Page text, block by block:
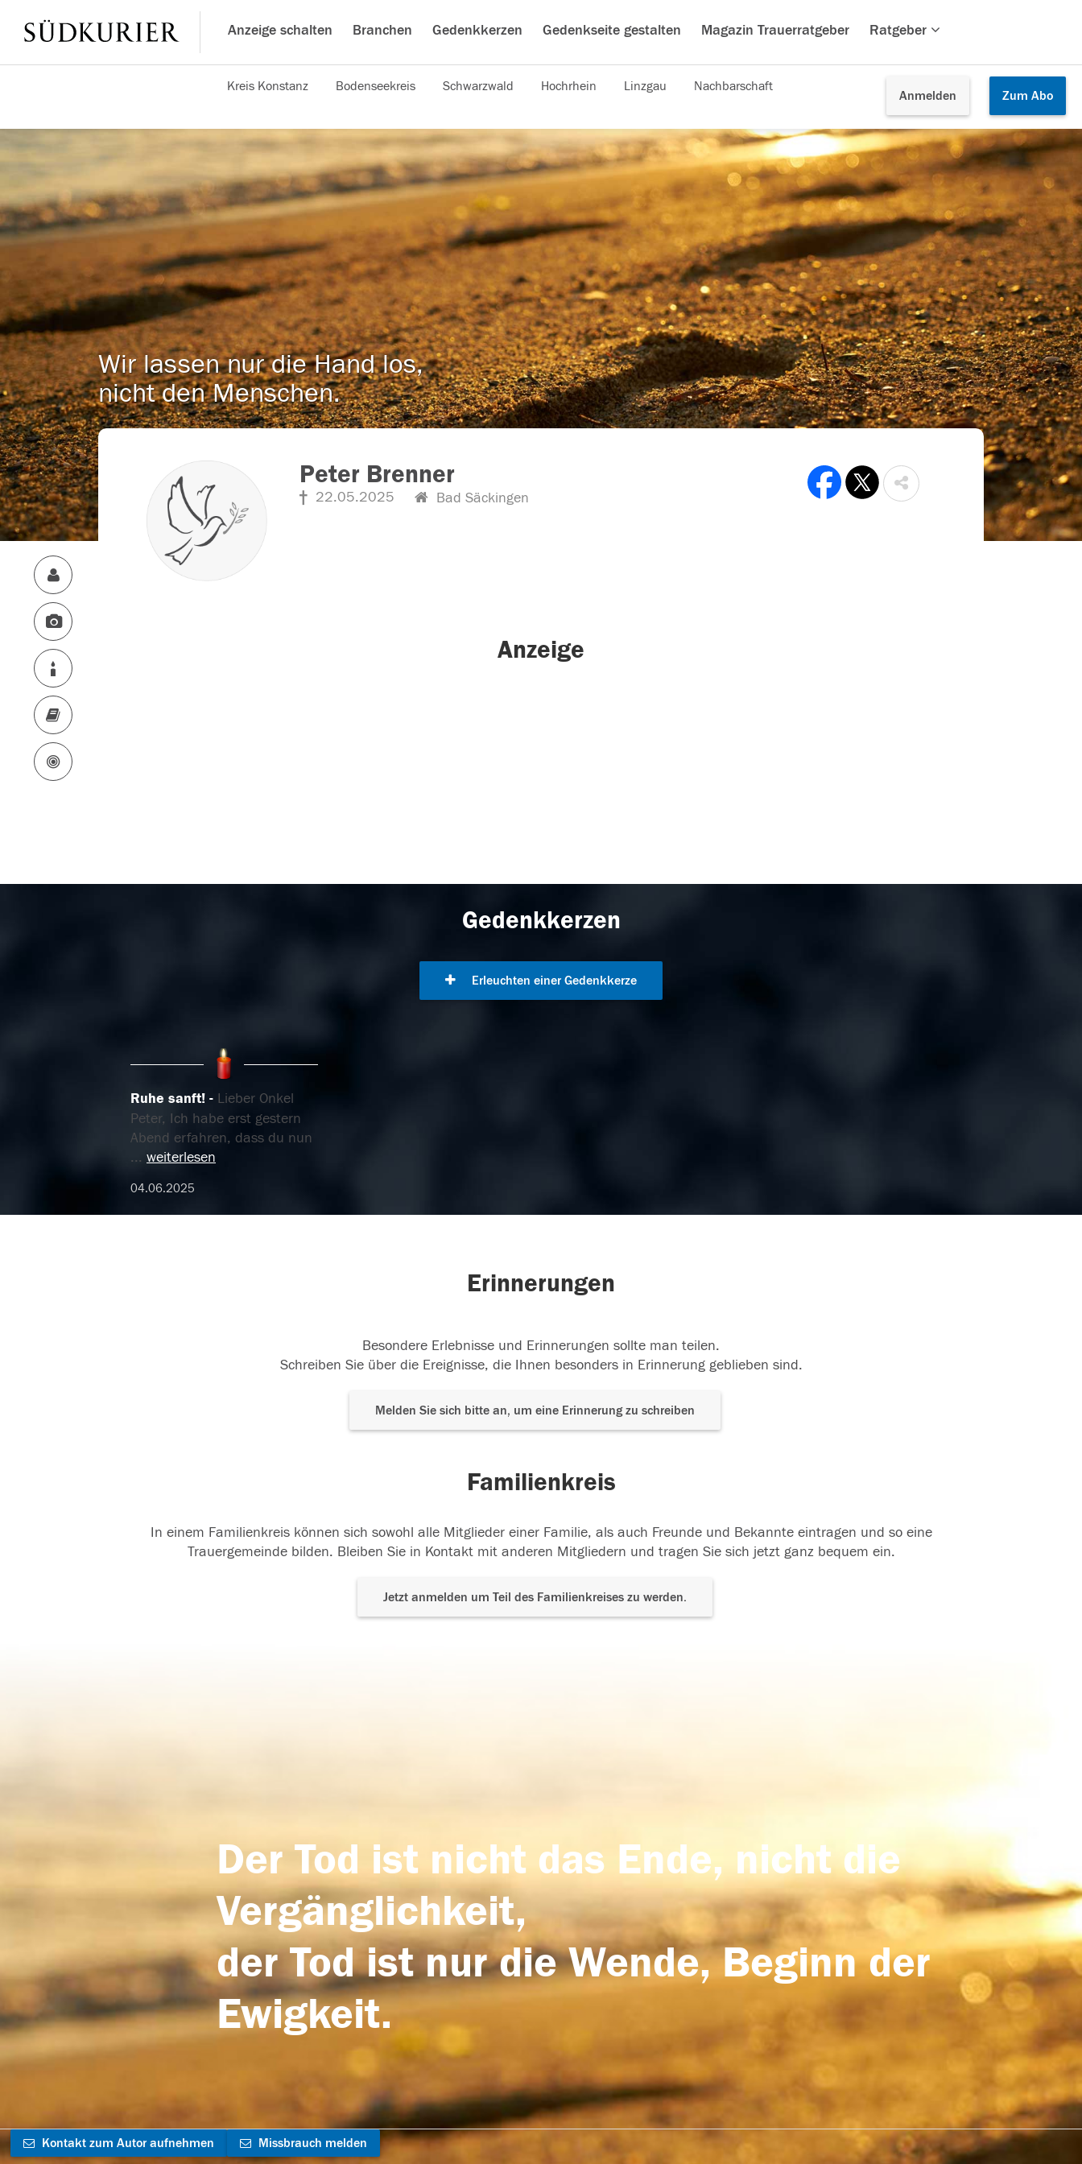
Anzeige schalten Branchen Gedenkkerzen Gedenkseite gestalten Magazin Trauerratgeber Ratgeber
Anmelden Zum Abo
Kreis Konstanz Bodenseekreis Schwarzwald Hochrhein Linzgau Nachbarschaft
Wir lassen nur die Hand los,
nicht den Menschen.
Peter Brenner
22.05.2025 Bad Säckingen
Anzeige
Gedenkkerzen
Erleuchten einer Gedenkkerze
Ruhe sanft!
Lieber Onkel
Peter, Ich habe erst gestern
Abend erfahren, dass du nun
... weiterlesen
04.06.2025
Erinnerungen
Besondere Erlebnisse und Erinnerungen sollte man teilen.
Schreiben Sie über die Ereignisse, die Ihnen besonders in Erinnerung geblieben sind.
Melden Sie sich bitte an, um eine Erinnerung zu schreiben
Familienkreis
In einem Familienkreis können sich sowohl alle Mitglieder einer Familie, als auch Freunde und Bekannte eintragen und so eine
Trauergemeinde bilden. Bleiben Sie in Kontakt mit anderen Mitgliedern und tragen Sie sich jetzt ganz bequem ein.
Jetzt anmelden um Teil des Familienkreises zu werden.
Der Tod ist nicht das Ende, nicht die
Vergänglichkeit,
der Tod ist nur die Wende, Beginn der
Ewigkeit.
Kontakt zum Autor aufnehmen Missbrauch melden